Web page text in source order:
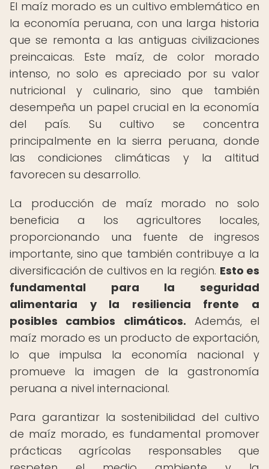
El maíz morado es un cultivo emblemático en
la economía peruana, con una larga historia
que se remonta a las antiguas civilizaciones
preincaicas. Este maíz, de color morado
intenso, no solo es apreciado por su valor
nutricional y culinario, sino que también
desempeña un papel crucial en la economía
del país. Su cultivo se concentra
principalmente en la sierra peruana, donde
las condiciones climáticas y la altitud
favorecen su desarrollo.
La producción de maíz morado no solo
beneficia a los agricultores locales,
proporcionando una fuente de ingresos
importante, sino que también contribuye a la
diversificación de cultivos en la región. Esto es
fundamental para la seguridad
alimentaria y la resiliencia frente a
posibles cambios climáticos. Además, el
maíz morado es un producto de exportación,
lo que impulsa la economía nacional y
promueve la imagen de la gastronomía
peruana a nivel internacional.
Para garantizar la sostenibilidad del cultivo
de maíz morado, es fundamental promover
prácticas agrícolas responsables que